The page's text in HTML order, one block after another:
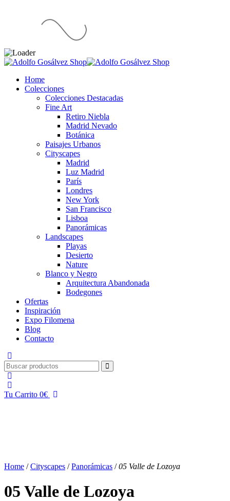
Home
Colecciones
Colecciones Destacadas
Fine Art
Retiro Niebla
Madrid Nevado
Botánica
Paisajes Urbanos
Cityscapes
Madrid
Luz Madrid
París
Londres
New York
San Francisco
Lisboa
Panorámicas
Landscapes
Playas
Desierto
Nature
Blanco y Negro
Arquitectura Abandonada
Bodegones
Ofertas
Inspiración
Expo Filomena
Blog
Contacto
Tu Carrito 0€
Home /Cityscapes /Panorámicas /05 Valle de Lozoya
05 Valle de Lozoya